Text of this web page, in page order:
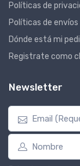
Políticas de
Políticas de envíos
Dónde está mi
Registrate como
Newsletter